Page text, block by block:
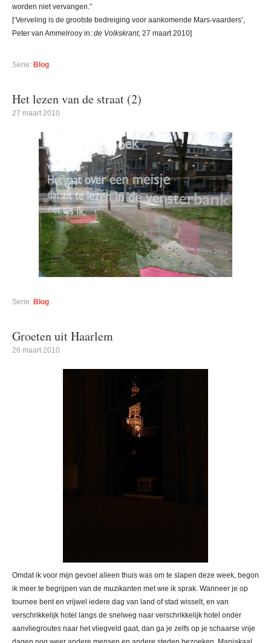
worden niet vervangen.”
[‘Verveling is de grootste bedreiging voor aankomende Mars-vaarders’,
Peter van Ammelrooy in: de Volkskrant, 27 maart 2010]
Serie: Blog
Het lezen van de straat (2)
27 maart 2010
Serie: Blog
Groeten uit Haarlem
26 maart 2010
Omdat ik voor mijn gevoel alleen thuis was om te slapen deze week, begon
ik meer te begrijpen van de muzikanten met wie ik sprak. Wanneer je op
tournee bent en vrijwel iedere dag van land of stad wisselt, en van
verschrikkelijk hotel langs de snelweg naar verschrikkelijk hotel onder
aanvliegroutes naar het vliegveld gaat, dan ga je zelfs op je schaarse vrije